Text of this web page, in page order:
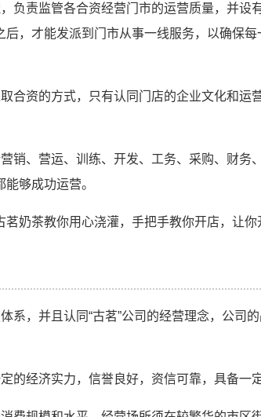
负责监管各合资经营门市的运营质量，并设
后，才能发派到门市从事一线服务，以确保
合资的方式，只有认同门店的企业文化和运
销、营运、训练、开发、工务、采购、财务
够成功运营。
茗奶茶教你用心浇灌，手把手教你开店，让你
系，并且认同“古茗”公司的经营理念，公司
的经济实力，信誉良好，资信可靠，具备一